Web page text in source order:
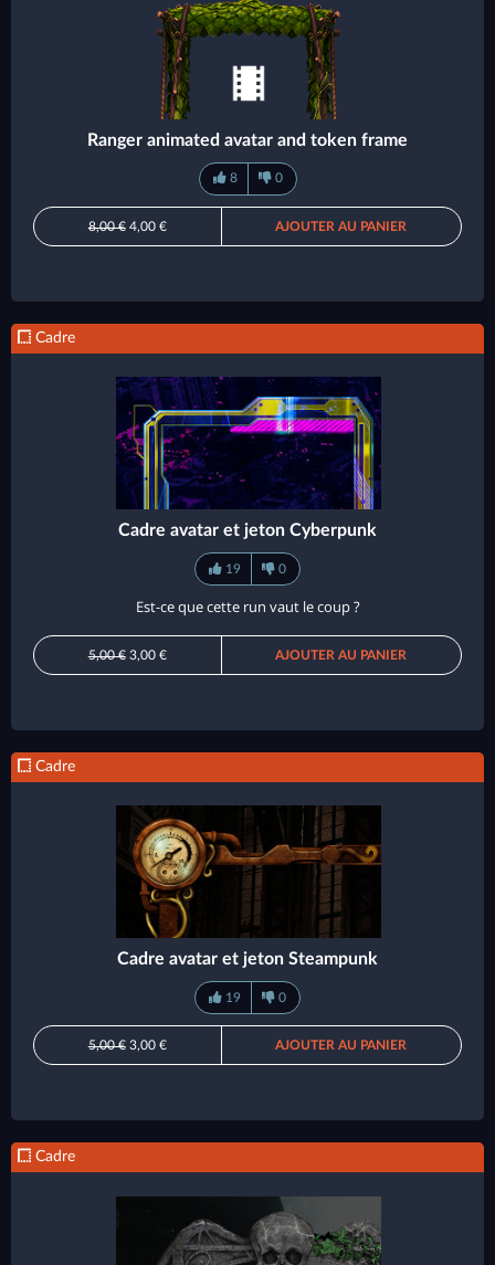
Ranger animated avatar and token frame
8 0
8,00 €4,00 € AJOUTER AU PANIER
Cadre
Cadre avatar et jeton Cyberpunk
19 0
Est-ce que cette run vaut le coup ?
5,00 €3,00 € AJOUTER AU PANIER
Cadre
Cadre avatar et jeton Steampunk
19 0
5,00 €3,00 € AJOUTER AU PANIER
Cadre